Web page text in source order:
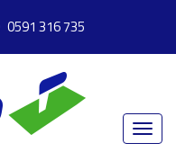
0591 316 735